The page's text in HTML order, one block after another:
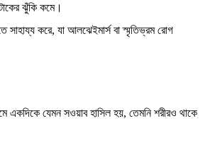
ঝুঁকি কমে।
সাহায্য করে, যা আলঝেইমার্স বা স্মৃতিভ্রম রোগ
একদিকে যেমন সওয়াব হাসিল হয়, তেমনি শরীরও থাকে